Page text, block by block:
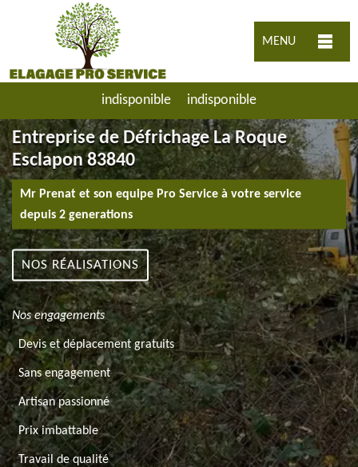
MENU
indisponible indisponible
Entreprise de Défrichage La Roque
Esclapon 83840
Mr Prenat et son equipe Pro Service à votre service
depuis 2 generations
NOS RÉALISATIONS
Nos engagements
Devis et déplacement gratuits
Sans engagement
Artisan passionné
Prix imbattable
Travail de qualité